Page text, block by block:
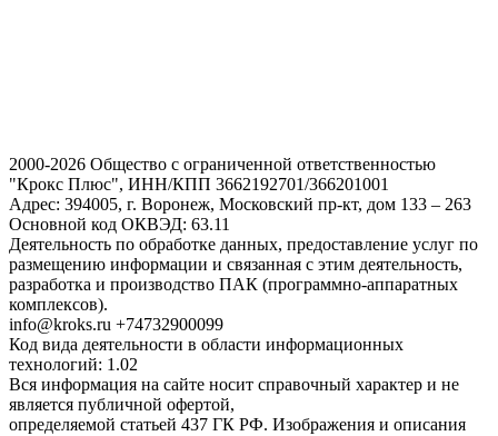
2000-2026 Общество с ограниченной ответственностью
"Крокс Плюс", ИНН/КПП 3662192701/366201001
Адрес: 394005, г. Воронеж, Московский пр-кт, дом 133 – 263
Основной код ОКВЭД: 63.11
Деятельность по обработке данных, предоставление услуг по
размещению информации и связанная с этим деятельность,
разработка и производство ПАК (программно-аппаратных
комплексов).
info@kroks.ru +74732900099
Код вида деятельности в области информационных
технологий: 1.02
Вся информация на сайте носит справочный характер и не
является публичной офертой,
определяемой статьей 437 ГК РФ. Изображения и описания